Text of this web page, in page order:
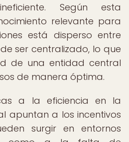
Según esta
relevante para
está disperso entre
ser centralizado, lo que
de una entidad central
de manera óptima.
a la eficiencia en la
apuntan a los incentivos
surgir en entornos